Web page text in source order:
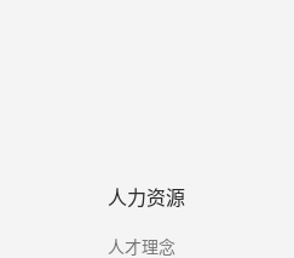
人力资源
人才理念